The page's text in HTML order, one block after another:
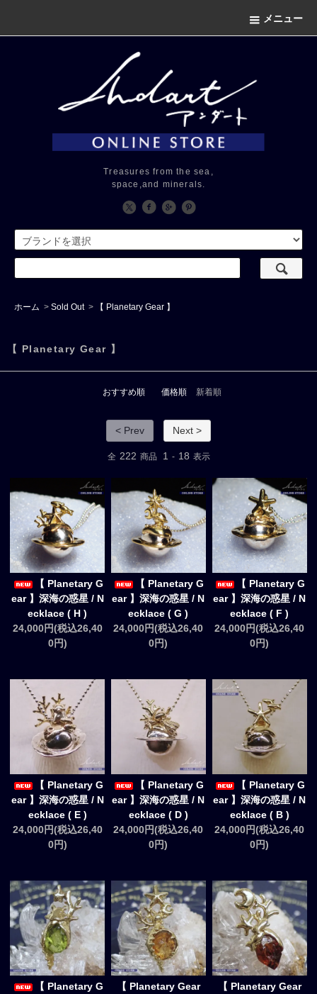
メニュー
Treasures from the sea,
space,and minerals.
ホーム > Sold Out > 【 Planetary Gear 】
【 Planetary Gear 】
おすすめ順 価格順 新着順
< Prev Next >
全 222 商品 1 - 18 表示
【 Planetary G
ear 】深海の惑星 / N
ecklace ( H )
24,000円(税込26,40
0円)
【 Planetary G
ear 】深海の惑星 / N
ecklace ( G )
24,000円(税込26,40
0円)
【 Planetary G
ear 】深海の惑星 / N
ecklace ( F )
24,000円(税込26,40
0円)
【 Planetary G
ear 】深海の惑星 / N
ecklace ( E )
24,000円(税込26,40
0円)
【 Planetary G
ear 】深海の惑星 / N
ecklace ( D )
24,000円(税込26,40
0円)
【 Planetary G
ear 】深海の惑星 / N
ecklace ( B )
24,000円(税込26,40
0円)
【 Planetary G
【 Planetary Gear
【 Planetary Gear